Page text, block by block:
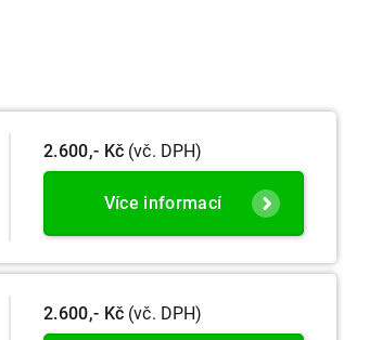
2.600,- Kč (vč. DPH)
Více informací
2.600,- Kč (vč. DPH)